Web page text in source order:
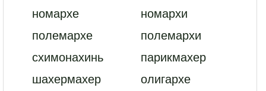
номархе
номархи
полемархе
полемархи
схимонахинь
парикмахер
шахермахер
олигархе